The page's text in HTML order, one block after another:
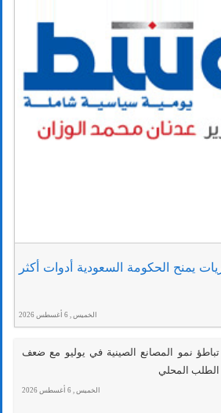
يمنح الحكومة السعودية أدوات أكثر
الخميس , 6 أغسطس 2026
تباطؤ نمو المصانع الصينية في يوليو مع ضعف
الطلب المحلي
الخميس , 6 أغسطس 2026